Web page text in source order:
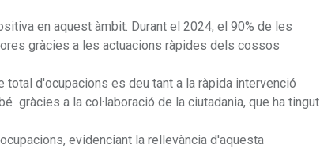
en aquest àmbit. Durant el 2024, el 90% de les
gràcies a les actuacions ràpides dels cossos
d'ocupacions es deu tant a la ràpida intervenció
gràcies a la col·laboració de la ciutadania, que ha tingut
evidenciant la rellevància d'aquesta